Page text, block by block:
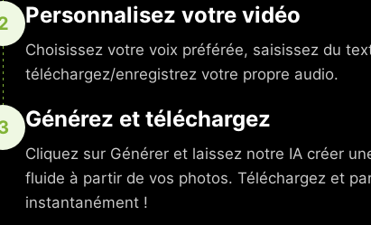
Personnalisez votre vidéo
Choisissez votre voix préférée, saisissez du
téléchargez/enregistrez votre propre audio.
Générez et téléchargez
Cliquez sur Générer et laissez notre IA créer
fluide à partir de vos photos. Téléchargez et
instantanément !